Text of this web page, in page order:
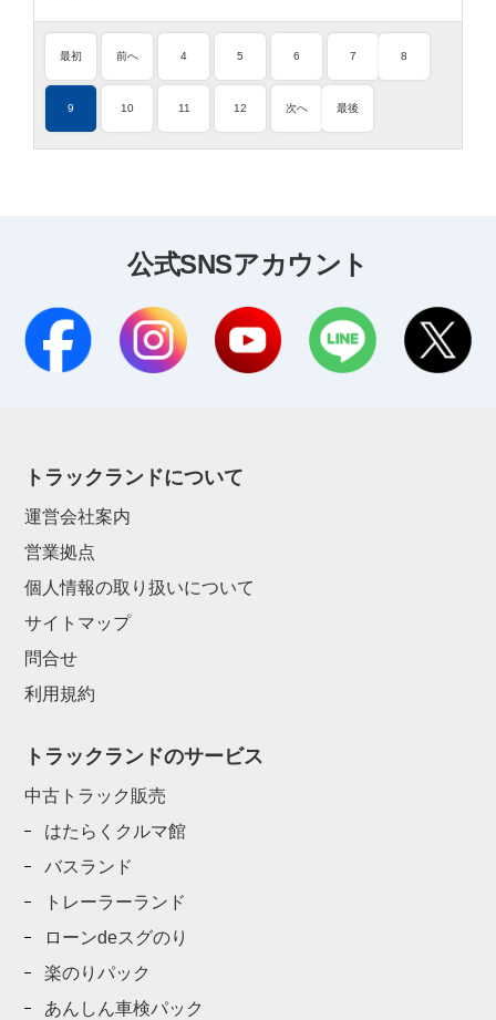
最初 前へ 4 5 6 7 8
9 10 11 12 次へ 最後
公式SNSアカウント
トラックランドについて
運営会社案内
営業拠点
個人情報の取り扱いについて
サイトマップ
問合せ
利用規約
トラックランドのサービス
中古トラック販売
はたらくクルマ館
バスランド
トレーラーランド
ローンdeスグのり
楽のりパック
あんしん車検パック